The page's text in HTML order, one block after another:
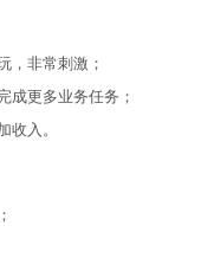
，非常刺激；
成更多业务任务；
收入。